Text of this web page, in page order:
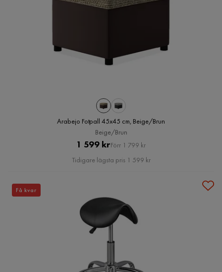
Arabejo Fotpall 45x45 cm, Beige/Brun
Beige/Brun
Pris
1 599 krOriginal
Pris
Förr 1 799 kr
Tidigare lägsta pris 1 599 kr
Få kvar